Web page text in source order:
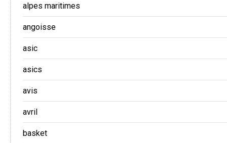
alpes maritimes
angoisse
asic
asics
avis
avril
basket